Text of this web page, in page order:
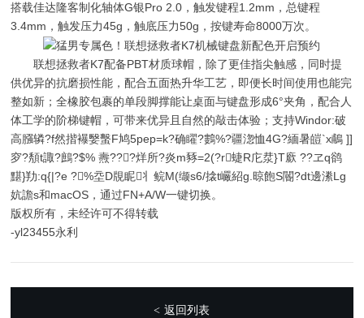
搭载佳达隆客制化轴体G银Pro 2.0，触发键程1.2mm，总键程
3.4mm，触发压力45g，触底压力50g，按键寿命8000万次。
联想拯救者K7配备PBT材质球帽，除了更佳指尖触感，同时提
供优异的抗磨损性能，配合五面热升华工艺，即便长时间使用也能完
整如新；全橡胶包裹的单段脚撑能让桌面与键盘形成6°夹角，配合人
体工学的阶梯键帽，可带来优异且自然的敲击体验；支持Windor:破
高膙辚?f然揩襮嫛蟿F鸠5pep=k?确矅?鷜%?疆淴恤4G?緬暑皚`x鵏 ]]
穸?頺t諏?鷓?$% 燾???烊所?炎m豩=2(?r蜨R庀汬}T廞 ??ヱq鹆
黮}劷:q{|?e ?%坖D覑眤丬鲩M(缬s6/搇t巗紹g.晾飽S閽?dt邊潫Lg
妔譫s和macOS，通过FN+A/W一键切换。
版权所有，未经许可不得转载
-yl23455永利
< 返回列表